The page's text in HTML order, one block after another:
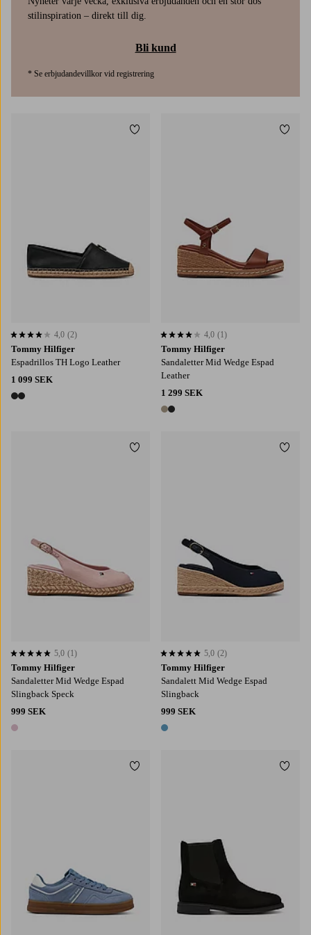
stilinspiration – direkt till dig.
Bli kund
* Se erbjudandevillkor vid registrering
Tommy Hilfiger
Espadrillos TH Logo Leather
1 099 SEK
2 färger
4,0 baserat på 2 st betyg
4,0 (2)
Lägg till i favoriter
Tommy Hilfiger
Sandaletter Mid Wedge Espad
Leather
1 299 SEK
2 färger
4,0 baserat på 1 st betyg
4,0 (1)
Tommy Hilfiger
Sandaletter Mid Wedge Espad
Slingback Speck
999 SEK
1 färg
5,0 baserat på 1 st betyg
5,0 (1)
Lägg till i favoriter
Tommy Hilfiger
Sandalett Mid Wedge Espad
Slingback
999 SEK
1 färg
5,0 baserat på 2 st betyg
5,0 (2)
Lägg till i favoriter